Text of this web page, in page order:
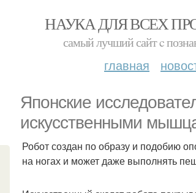
НАУКА ДЛЯ ВСЕХ
самый лучший сайт c
главная
Японские
искусственными
Робот создан по образу и подобию
на ногах и может даже выполнять